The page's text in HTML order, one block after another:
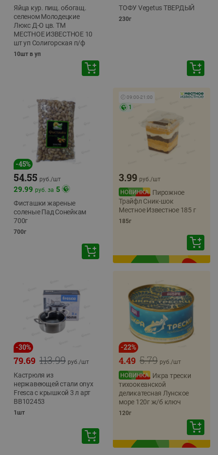
Яйца кур. пищ. обогащ.
селеном Молодецкие
Люкс Д-О цв. ТМ
МЕСТНОЕ ИЗВЕСТНОЕ 10
шт уп Солигорская п/ф
10шт в уп
ТОФУ Vegetus ТВЕРДЫЙ
230г
-45%
54.55 руб./шт
29.99 руб. за 5
Фисташки жареные
соленые Пад Сонейкам
700г
700г
🕘 09:00-21:00
1
3.99 руб./шт
Пирожное
Трайфл Сник-шок
Местное Известное 185 г
185г
-30%
113.99
79.69 руб./шт
Кастрюля из
нержавеющей стали onyx
Fresca с крышкой 3 л арт
BB102453
1шт
-22%
5.79
4.49 руб./шт
Икра трески
тихоокеанской
деликатесная Лунское
море 120г ж/б ключ
120г